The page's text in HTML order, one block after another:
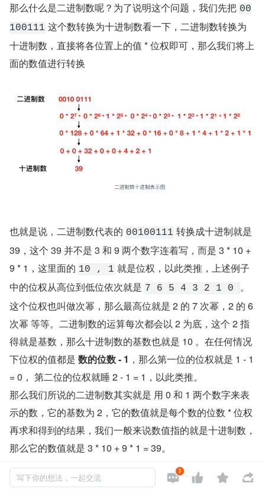
那么什么是二进制数呢？为了说明这个问题，我们先把 00
100111 这个数转换为十进制数看一下，二进制数转换为
十进制数，直接将各位置上的值 * 位权即可，那么我们将上
面的数值进行转换
也就是说，二进制数代表的 00100111 转换成十进制就是
39，这个 39 并不是 3 和 9 两个数字连着写，而是 3 * 10 +
9 * 1，这里面的 10 , 1 就是位权，以此类推，上述例子
中的位权从高位到低位依次就是 7 6 5 4 3 2 1 0
。
这个位权也叫做次幂，那么最高位就是 2 的 7 次幂，2 的 6
次幂 等等。二进制数的运算每次都会以 2 为底，这个 2 指
得就是基数，那么十进制数的基数也就是 10 。在任何情况
下位权的值都是 数的位数 - 1 ，那么第一位的位权就是 1 - 1
= 0， 第二位的位权就睡 2 - 1 = 1，以此类推。
那么我们所说的二进制数其实就是 用 0 和 1 两个数字来表
示的数，它的基数为 2，它的数值就是每个数的位数 * 位权
再求和得到的结果，我们一般来说数值指的就是十进制数，
那么它的数值就是 3 * 10 + 9 * 1 = 39。
移位运算和乘除的关系
写下你的想法，一起交流 3   